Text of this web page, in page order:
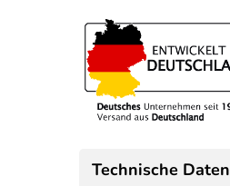
Technische Daten